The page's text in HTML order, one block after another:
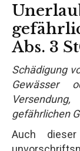
Abs. 3
Schädigung
Gewässer
gefährlichen
Auch